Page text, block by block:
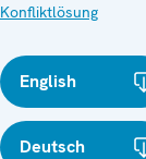
Konfliktlösung
English
Deutsch